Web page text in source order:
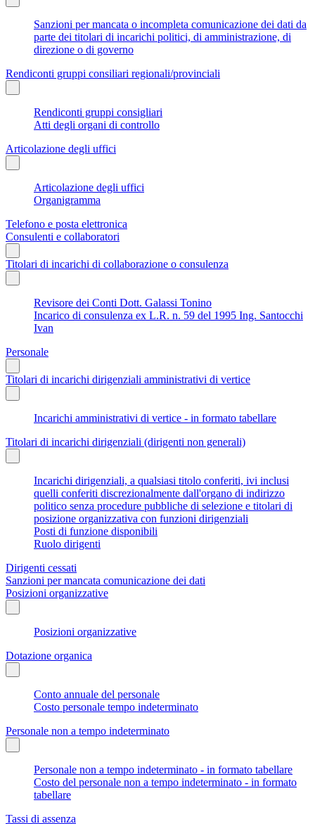
Sanzioni per mancata o incompleta comunicazione dei dati da
parte dei titolari di incarichi politici, di amministrazione, di
direzione o di governo
Rendiconti gruppi consiliari regionali/provinciali
Rendiconti gruppi consigliari
Atti degli organi di controllo
Articolazione degli uffici
Articolazione degli uffici
Organigramma
Telefono e posta elettronica
Consulenti e collaboratori
Titolari di incarichi di collaborazione o consulenza
Revisore dei Conti Dott. Galassi Tonino
Incarico di consulenza ex L.R. n. 59 del 1995 Ing. Santocchi
Ivan
Personale
Titolari di incarichi dirigenziali amministrativi di vertice
Incarichi amministrativi di vertice - in formato tabellare
Titolari di incarichi dirigenziali (dirigenti non generali)
Incarichi dirigenziali, a qualsiasi titolo conferiti, ivi inclusi
quelli conferiti discrezionalmente dall'organo di indirizzo
politico senza procedure pubbliche di selezione e titolari di
posizione organizzativa con funzioni dirigenziali
Posti di funzione disponibili
Ruolo dirigenti
Dirigenti cessati
Sanzioni per mancata comunicazione dei dati
Posizioni organizzative
Posizioni organizzative
Dotazione organica
Conto annuale del personale
Costo personale tempo indeterminato
Personale non a tempo indeterminato
Personale non a tempo indeterminato - in formato tabellare
Costo del personale non a tempo indeterminato - in formato
tabellare
Tassi di assenza